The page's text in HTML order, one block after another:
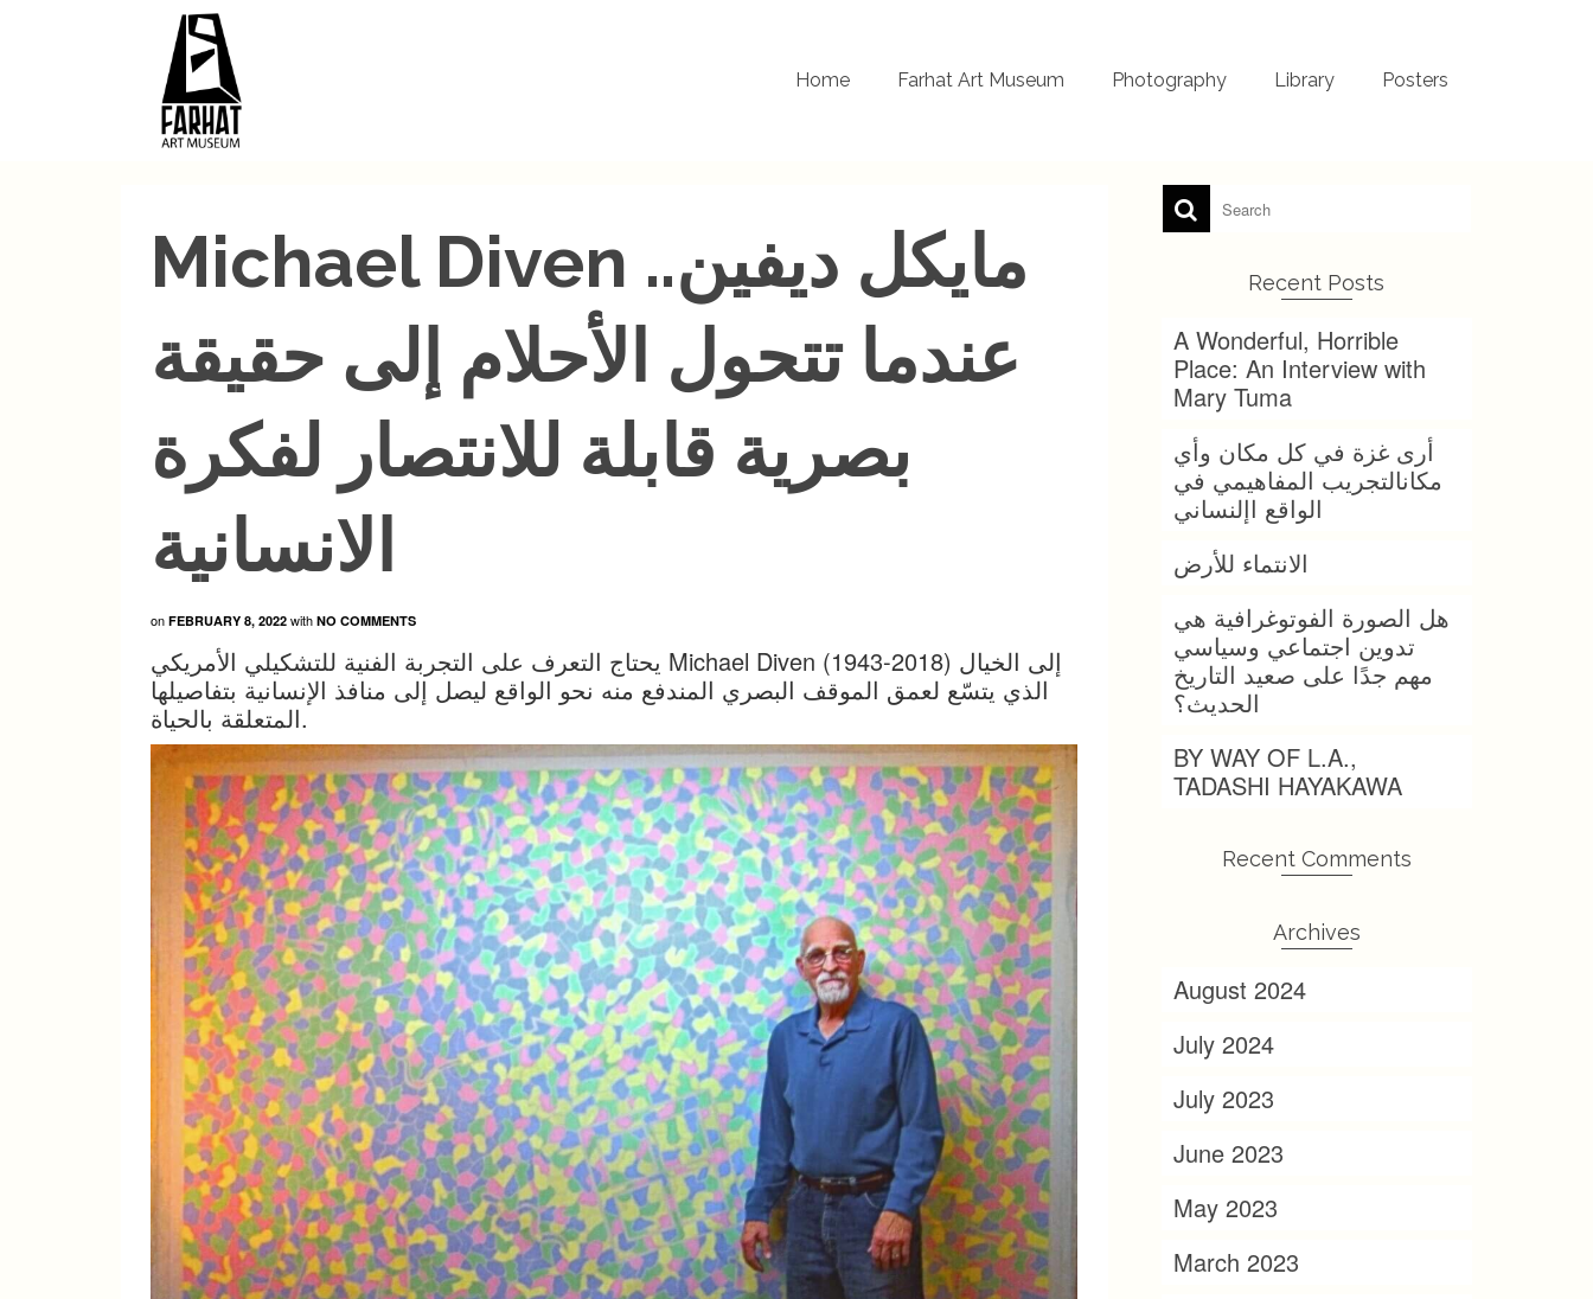
Home Farhat Art Museum Photography Library Posters
Michael Diven مايكل ديفين..
عندما تتحول الأحلام إلى حقيقة
بصرية قابلة للانتصار لفكرة
الانسانية
on FEBRUARY 8, 2022 with NO COMMENTS
يحتاج التعرف على التجربة الفنية للتشكيلي الأمريكي Michael Diven (1943-2018) إلى الخيال
الذي يتسّع لعمق الموقف البصري المندفع منه نحو الواقع ليصل إلى منافذ الإنسانية بتفاصيلها
المتعلقة بالحياة.
Recent Posts
A Wonderful, Horrible
Place: An Interview with
Mary Tuma
أرى غزة في كل مكان وأي
مكانالتجريب المفاهيمي في
الواقع اإلنساني
الانتماء للأرض
هل الصورة الفوتوغرافية هي
تدوين اجتماعي وسياسي
مهم جدًا على صعيد التاريخ
الحديث؟
BY WAY OF L.A.,
TADASHI HAYAKAWA
Recent Comments
Archives
August 2024
July 2024
July 2023
June 2023
May 2023
March 2023